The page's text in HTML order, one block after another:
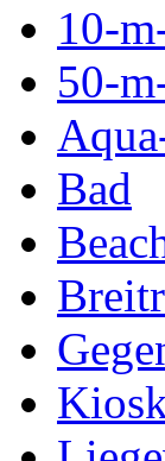
10-
50-
Bad